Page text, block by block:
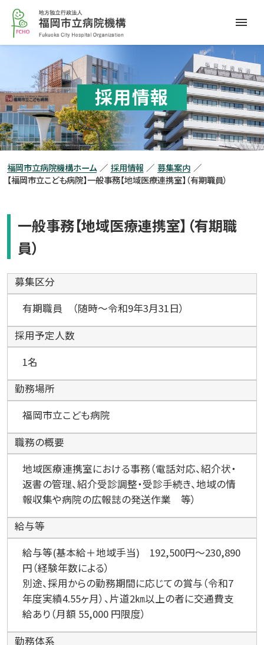
メ
ー
へ
福
岡
市
機
構
採用情報
福岡市立病院機構ホーム 採用情報
募集案内
【福岡市立こども病院】一般事務【地域医療連携室】（有期職員）
一般事務【地域医療連携室】（有期職
員）
募集区分
有期職員 （随時～令和9年3月31日）
採用予定人数
1名
勤務場所
福岡市立こども病院
職務の概要
地域医療連携室における事務（電話対応、紹介状・
返書の管理、紹介受診調整・受診手続き、地域の情
報収集や病院の広報誌の発送作業 等）
給与等
給与等(基本給＋地域手当) 192,500円～230,890
円（経験年数による）
別途、採用からの勤務期間に応じての賞与（令和7
年度実績4.55ヶ月）、片道2㎞以上の者に交通費支
給あり（月額 55,000 円限度）
勤務体系